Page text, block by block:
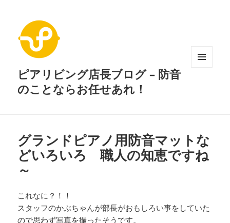
ピアリビング店長ブログ – 防音
のことならお任せあれ！
グランドピアノ用防音マットな
どいろいろ 職人の知恵ですね
～
これなに？！！
スタッフのかぶちゃんが部長がおもしろい事をしていた
ので思わず写真を撮ったそうです。